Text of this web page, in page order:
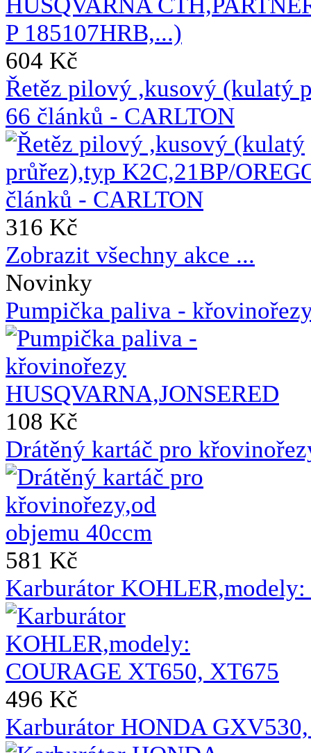
604 Kč
Řetěz pilový ,kusový (kulatý
66 článků - CARLTON
316 Kč
Zobrazit všechny akce ...
Novinky
Pumpička paliva -
108 Kč
Drátěný kartáč pro
581 Kč
Karburátor
496 Kč
Karburátor HONDA